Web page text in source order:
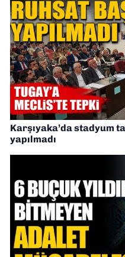
Karşıyaka’da stadyum
yapılmadı